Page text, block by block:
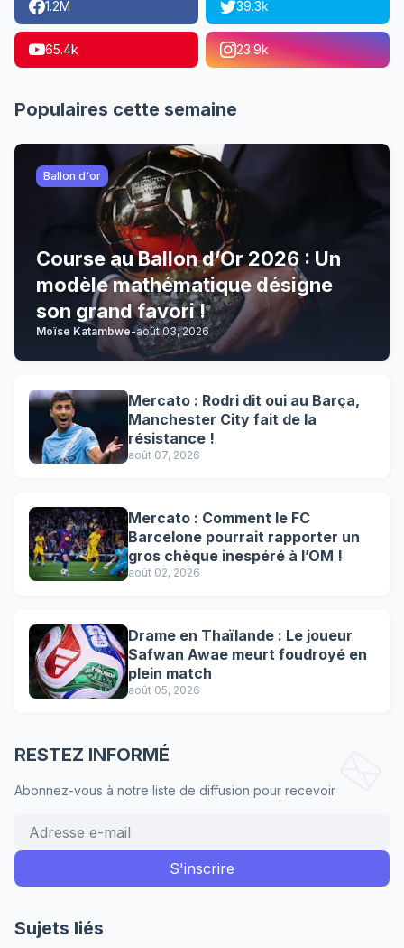
1.2M 39.3k
65.4k 23.9k
Populaires cette semaine
Ballon d'or
Course au Ballon d’Or 2026 : Un
modèle mathématique désigne
son grand favori !
Moïse Katambwe-août 03, 2026
Mercato : Rodri dit oui au Barça,
Manchester City fait de la
résistance !
août 07, 2026
Mercato : Comment le FC
Barcelone pourrait rapporter un
gros chèque inespéré à l’OM !
août 02, 2026
Drame en Thaïlande : Le joueur
Safwan Awae meurt foudroyé en
plein match
août 05, 2026
RESTEZ INFORMÉ
Abonnez-vous à notre liste de diffusion pour recevoir
Sujets liés